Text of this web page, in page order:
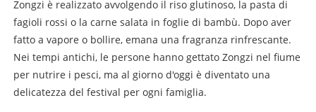
Zongzi è realizzato avvolgendo il riso glutinoso, la pasta di
fagioli rossi o la carne salata in foglie di bambù. Dopo aver
fatto a vapore o bollire, emana una fragranza rinfrescante.
Nei tempi antichi, le persone hanno gettato Zongzi nel fiume
per nutrire i pesci, ma al giorno d'oggi è diventato una
delicatezza del festival per ogni famiglia.